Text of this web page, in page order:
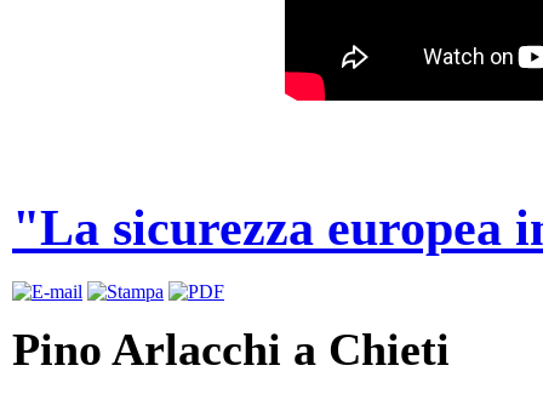
"La sicurezza europea
Pino Arlacchi a Chieti